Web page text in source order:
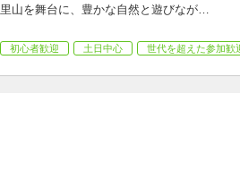
里山を舞台に、豊かな自然と遊びなが…
初心者歓迎 土日中心 世代を超えた参加歓